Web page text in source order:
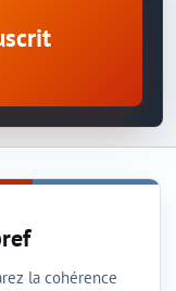
la cohérence